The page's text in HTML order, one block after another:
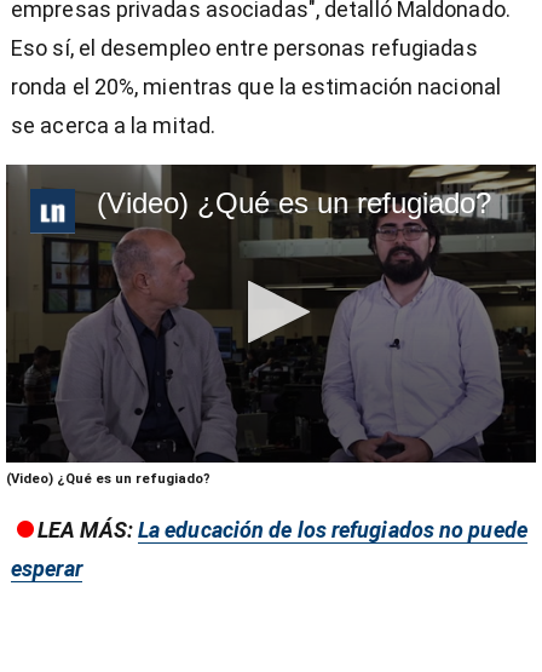
empresas privadas asociadas", detalló Maldonado.
Eso sí, el desempleo entre personas refugiadas
ronda el 20%, mientras que la estimación nacional
se acerca a la mitad.
(Video) ¿Qué es un refugiado?
0
seconds
38
seconds
(Video) ¿Qué es un refugiado?
LEA MÁS:La educación de los refugiados no puede
esperar